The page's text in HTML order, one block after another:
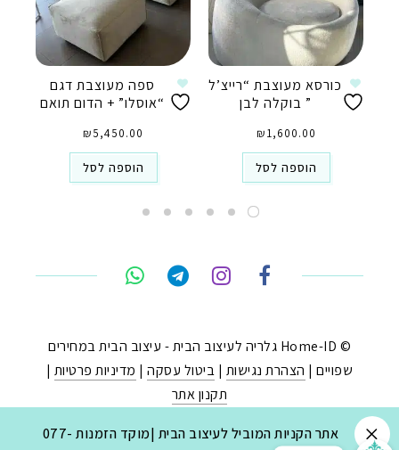
אתר הקניות המוביל לעיצוב הבית |מוקד הזמנות 077-
כורסא מעוצבת “רייצ’ל
” בוקלה לבן
₪1,600.00
הוספה לסל
ספה מעוצבת דגם
“אוסלו” + הדום תואם
₪5,450.00
הוספה לסל
© Home-ID גלריה לעיצוב הבית - עיצוב הבית במחירים
שפויים | הצהרת נגישות | ביטול עסקה| מדיניות פרטיות |
תקנון אתר